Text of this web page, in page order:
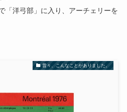
「洋弓部」に入り、アーチェリーを
昔々、こんなことがありました。